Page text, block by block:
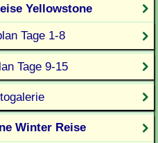
Yellowstone
Tage 1-8
Tage 9-15
Winter Reise